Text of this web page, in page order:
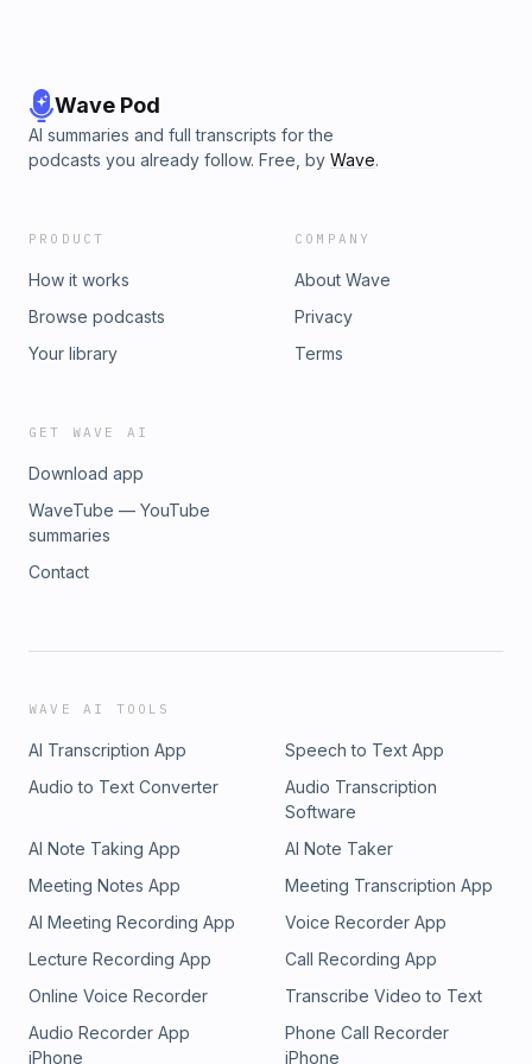
Wave Pod
AI summaries and full transcripts for the
podcasts you already follow. Free, by Wave.
PRODUCT
How it works
Browse podcasts
Your library
COMPANY
About Wave
Privacy
Terms
GET WAVE AI
Download app
WaveTube — YouTube
summaries
Contact
WAVE AI TOOLS
AI Transcription App
Speech to Text App
Audio to Text Converter
Audio Transcription
Software
AI Note Taking App
AI Note Taker
Meeting Notes App
Meeting Transcription App
AI Meeting Recording App
Voice Recorder App
Lecture Recording App
Call Recording App
Online Voice Recorder
Transcribe Video to Text
Audio Recorder App
iPhone
Phone Call Recorder
iPhone